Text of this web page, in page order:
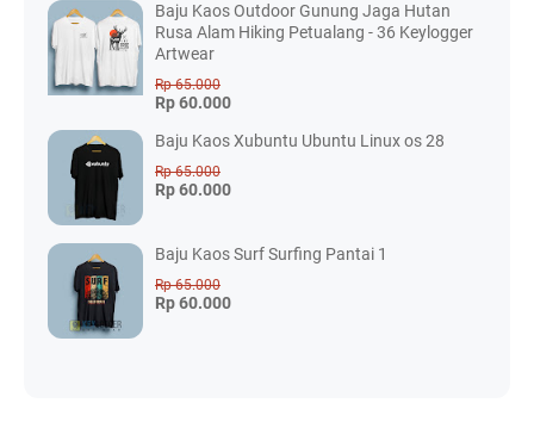
Baju Kaos Outdoor Gunung Jaga Hutan
Rusa Alam Hiking Petualang - 36 Keylogger
Artwear
Rp 65.000
Rp 60.000
Baju Kaos Xubuntu Ubuntu Linux os 28
Rp 65.000
Rp 60.000
Baju Kaos Surf Surfing Pantai 1
Rp 65.000
Rp 60.000